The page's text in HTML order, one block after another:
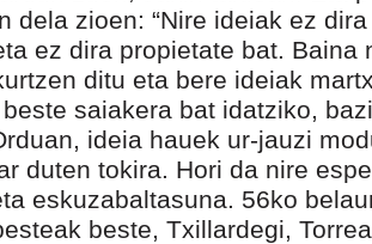
dela zioen: “Nire ideiak ez
ez dira propietate bat. Baina
ditu eta bere ideiak
saiakera bat idatziko,
ideia hauek ur-jauzi
duten tokira. Hori da nire
eskuzabaltasuna. 56ko
beste, Txillardegi,